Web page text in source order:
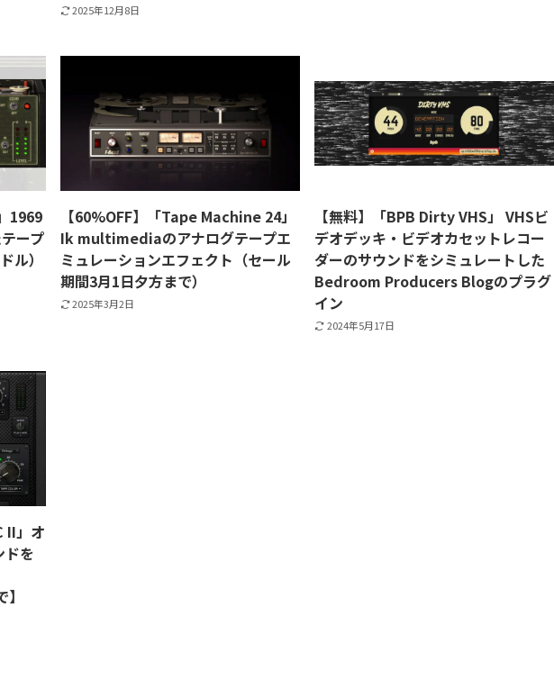
2025年12月8日
1969
ープ
ル）
【60%OFF】「Tape Machine 24」
Ik multimediaのアナログテープエ
ミュレーションエフェクト（セール
期間3月1日夕方まで）
2025年3月2日
【無料】「BPB Dirty VHS」 VHSビ
デオデッキ・ビデオカセットレコー
ダーのサウンドをシミュレートした
Bedroom Producers Blogのプラグ
イン
2024年5月17日
II」オ
ドを